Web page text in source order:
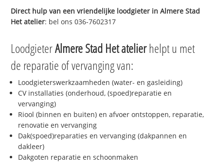
Direct hulp van een vriendelijke loodgieter inAlmere Stad
Het atelier: bel ons 036-7602317
LoodgieterAlmere Stad Het atelierhelpt u met
de reparatie of vervanging van:
Loodgieterswerkzaamheden (water- en gasleiding)
CV installaties (onderhoud, (spoed)reparatie en
vervanging)
Riool (binnen en buiten) en afvoer ontstoppen, reparatie,
renovatie en vervanging
Dak(spoed)reparaties en vervanging (dakpannen en
dakleer)
Dakgoten reparatie en schoonmaken